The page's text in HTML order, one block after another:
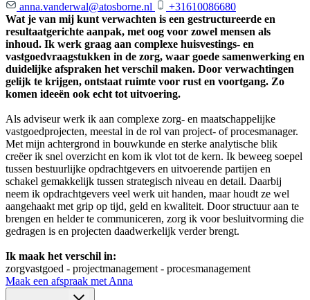
anna.vanderwal@atosborne.nl
+31610086680
Wat je van mij kunt verwachten is een gestructureerde en
resultaatgerichte aanpak, met oog voor zowel mensen als
inhoud. Ik werk graag aan complexe huisvestings- en
vastgoedvraagstukken in de zorg, waar goede samenwerking en
duidelijke afspraken het verschil maken. Door verwachtingen
gelijk te krijgen, ontstaat ruimte voor rust en voortgang. Zo
komen ideeën ook echt tot uitvoering.
Als adviseur werk ik aan complexe zorg- en maatschappelijke
vastgoedprojecten, meestal in de rol van project- of procesmanager.
Met mijn achtergrond in bouwkunde en sterke analytische blik
creëer ik snel overzicht en kom ik vlot tot de kern. Ik beweeg soepel
tussen bestuurlijke opdrachtgevers en uitvoerende partijen en
schakel gemakkelijk tussen strategisch niveau en detail. Daarbij
neem ik opdrachtgevers veel werk uit handen, maar houdt ze wel
aangehaakt met grip op tijd, geld en kwaliteit. Door structuur aan te
brengen en helder te communiceren, zorg ik voor besluitvorming die
gedragen is en projecten daadwerkelijk verder brengt.
Ik maak het verschil in:
zorgvastgoed - projectmanagement - procesmanagement
Maak een afspraak met Anna